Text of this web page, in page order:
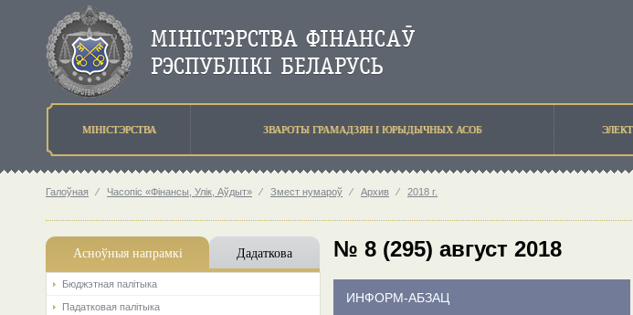
МIНIСТЭРСТВА ЗВАРОТЫ ГРАМАДЗЯН I ЮРЫДЫЧНЫХ АСОБ
Галоўная ⁄ Часопіс «Фінансы, Улік, Аўдыт» ⁄ Змест нумароў ⁄ Архив ⁄ 2018 г.
Асноўныя напрамкi Дадаткова
Бюджэтная палiтыка
Падатковая палітыка
№ 8 (295) август 2018
ИНФОРМ-АБЗАЦ